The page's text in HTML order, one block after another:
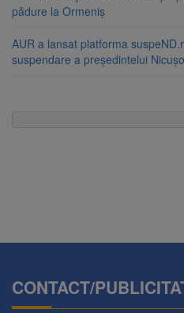
pădure la Ormeniș
AUR a lansat platforma
suspendare a președintelui
CONTACT/